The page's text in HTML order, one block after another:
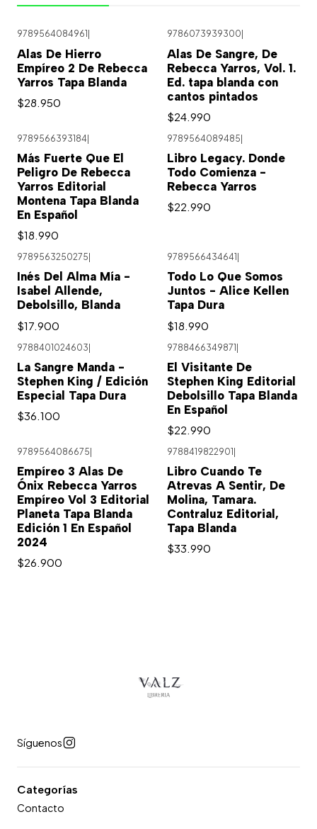
9789564084961
Alas De Hierro
Empíreo 2 De Rebecca
Yarros Tapa Blanda
$28.950
9786073939300
Alas De Sangre, De
Rebecca Yarros, Vol. 1.
Ed. tapa blanda con
cantos pintados
$24.990
9789566393184
Más Fuerte Que El
Peligro De Rebecca
Yarros Editorial
Montena Tapa Blanda
En Español
$18.990
9789564089485
Libro Legacy. Donde
Todo Comienza -
Rebecca Yarros
$22.990
9789563250275
Inés Del Alma Mía -
Isabel Allende,
Debolsillo, Blanda
$17.900
9789566434641
Todo Lo Que Somos
Juntos - Alice Kellen
Tapa Dura
$18.990
9788401024603|
La Sangre Manda -
Stephen King / Edición
Especial Tapa Dura
$36.100
9788466349871|
El Visitante De
Stephen King Editorial
Debolsillo Tapa Blanda
En Español
$22.990
9789564086675
Empíreo 3 Alas De
Ónix Rebecca Yarros
Empíreo Vol 3 Editorial
Planeta Tapa Blanda
Edición 1 En Español
2024
$26.900
9788419822901
Libro Cuando Te
Atrevas A Sentir, De
Molina, Tamara.
Contraluz Editorial,
Tapa Blanda
$33.990
Síguenos
Categorías
Contacto